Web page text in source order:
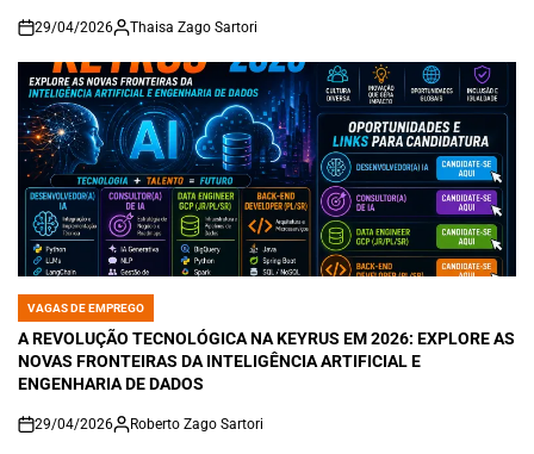
on
29/04/2026 Thaisa Zago Sartori
POSTED
IN
VAGAS DE EMPREGO
A REVOLUÇÃO TECNOLÓGICA NA KEYRUS EM 2026: EXPLORE AS
NOVAS FRONTEIRAS DA INTELIGÊNCIA ARTIFICIAL E
ENGENHARIA DE DADOS
on
29/04/2026 Roberto Zago Sartori